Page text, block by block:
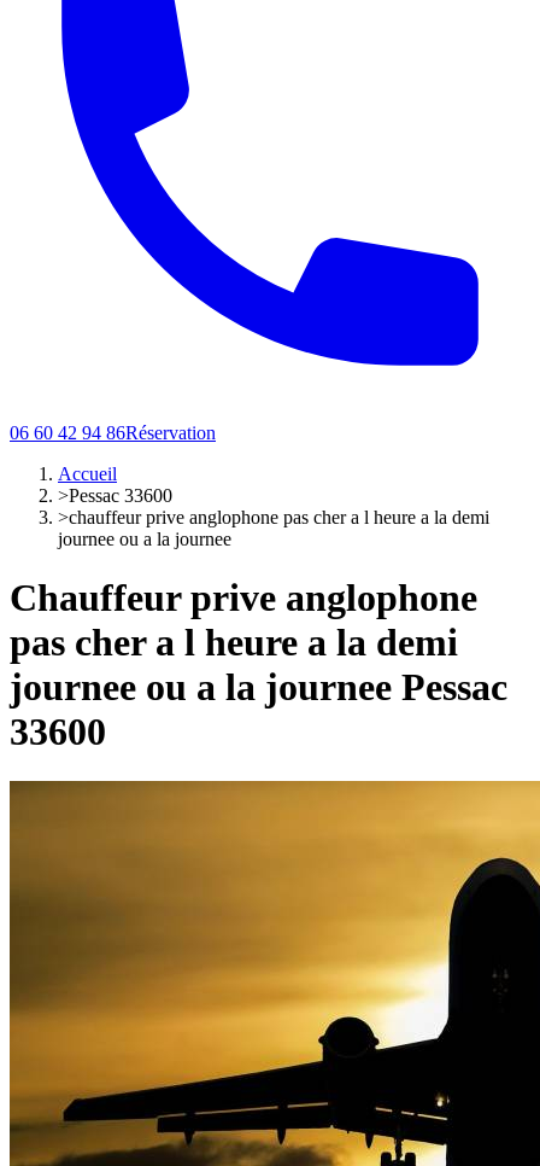
06 60 42 94 86Réservation
Accueil
>Pessac 33600
>chauffeur prive anglophone pas cher a l heure a la demi
journee ou a la journee
Chauffeur prive anglophone
pas cher a l heure a la demi
journee ou a la journee Pessac
33600